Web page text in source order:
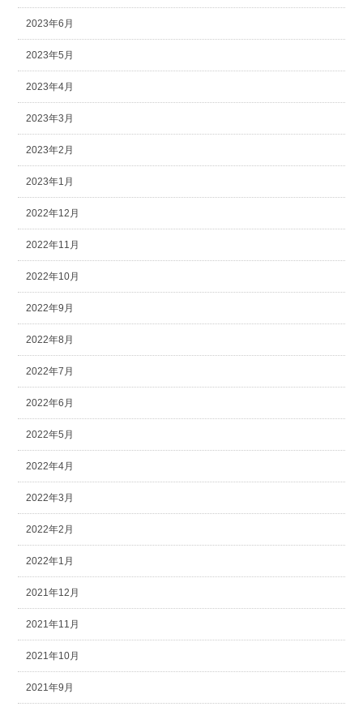
2023年6月
2023年5月
2023年4月
2023年3月
2023年2月
2023年1月
2022年12月
2022年11月
2022年10月
2022年9月
2022年8月
2022年7月
2022年6月
2022年5月
2022年4月
2022年3月
2022年2月
2022年1月
2021年12月
2021年11月
2021年10月
2021年9月